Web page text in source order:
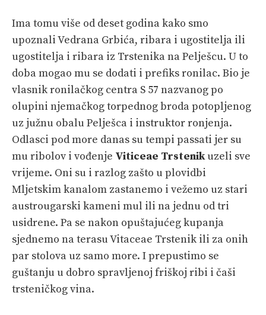
PRETPLATA
SHOP
Ima tomu više od deset godina kako smo
upoznali Vedrana Grbića, ribara i ugostitelja ili
ugostitelja i ribara iz Trstenika na Pelješcu. U to
doba mogao mu se dodati i prefiks ronilac. Bio je
vlasnik ronilačkog centra S 57 nazvanog po
olupini njemačkog torpednog broda potopljenog
uz južnu obalu Pelješca i instruktor ronjenja.
Odlasci pod more danas su tempi passati jer su
mu ribolov i vođenje Viticeae Trstenikuzeli sve
vrijeme. Oni su i razlog zašto u plovidbi
Mljetskim kanalom zastanemo i vežemo uz stari
austrougarski kameni mul ili na jednu od tri
usidrene. Pa se nakon opuštajućeg kupanja
sjednemo na terasu Vitaceae Trstenik ili za onih
par stolova uz samo more. I prepustimo se
guštanju u dobro spravljenoj friškoj ribi i čaši
trsteničkog vina.